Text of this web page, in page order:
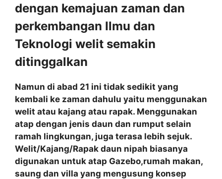
dengan kemajuan zaman dan
perkembangan Ilmu dan
Teknologi welit semakin
ditinggalkan
Namun di abad 21 ini tidak sedikit yang
kembali ke zaman dahulu yaitu menggunakan
welit atau kajang atau rapak. Menggunakan
atap dengan jenis daun dan rumput selain
ramah lingkungan, juga terasa lebih sejuk.
Welit/Kajang/Rapak daun nipah biasanya
digunakan untuk atap Gazebo,rumah makan,
saung dan villa yang mengusung konsep